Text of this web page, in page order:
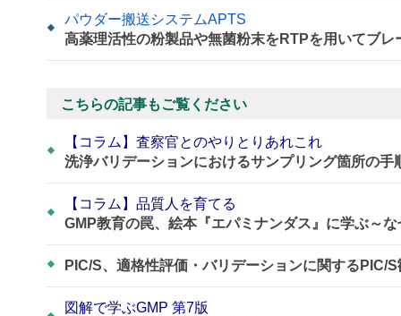
パウダー搬送システムAPTS
高薬理活性の粉製品や無菌粉末をRTPを用いてブ
こちらの記事もご覧ください
【コラム】査察官とのやりとりあれこれ
洗浄バリデーションにおけるサンプリング箇所の手
【コラム】品質人を育てる
GMP教育の罠、絵本『エパミナンダス』に学ぶ～
PIC/S、適格性評価・バリデーションに関するPIC/
図解で学ぶGMP 第7版